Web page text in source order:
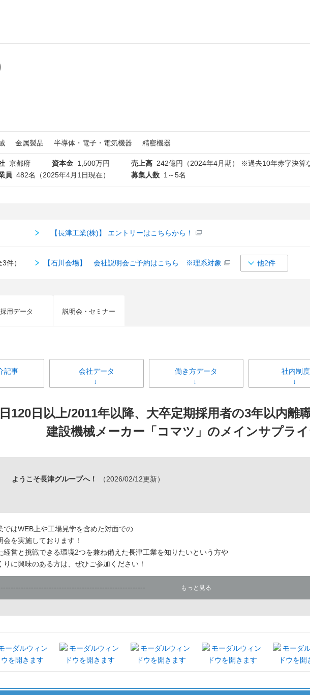
金属製品 半導体・電子・電気機器 精密機器
京都府 資本金 1,500万円 売上高 242億円（2024年4月期） ※過去10年赤字決算
員 482名（2025年4月1日現在） 募集人数 1～5名
【長津工業(株)】 エントリーはこちらから！
3件） 【石川会場】 会社説明会ご予約はこちら ※理系対象 他2件
採用データ 説明会・セミナー
記事 会社データ 働き方データ 社内制度
日120日以上/2011年以降、大卒定期採用者の3年以内離
建設機械メーカー「コマツ」のメインサプラ
ようこそ長津グループへ！ （2026/02/12更新）
ではWEB上や工場見学を含めた対面での
会を実施しております！
経営と挑戦できる環境2つを兼ね備えた長津工業を知りたいという方や
りに興味のある方は、ぜひご参加ください！
や産業機械の足回り部品（履帯）や
ミッションなどを主として、
品を幅広く製造している会社です。
もっと見る